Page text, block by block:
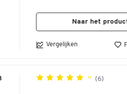
Naar het
Vergelijken
(6)